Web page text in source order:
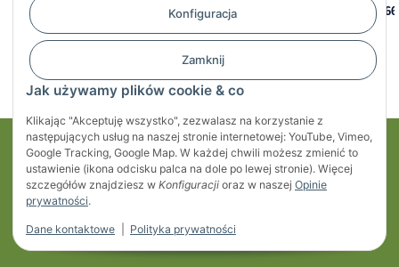
Konfiguracja
Zamknij
Jak używamy plików cookie & co
Klikając "Akceptuję wszystko", zezwalasz na korzystanie z
następujących usług na naszej stronie internetowej: YouTube, Vimeo,
Google Tracking, Google Map. W każdej chwili możesz zmienić to
ustawienie (ikona odcisku palca na dole po lewej stronie). Więcej
szczegółów znajdziesz w Konfiguracji oraz w naszej Opinie
prywatności.
Dane kontaktowe Polityka prywatności
32,15 zł
11,69 zł*
Moje konto
Regulaminy
Informacje